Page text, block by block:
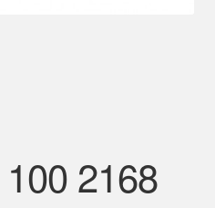
2168